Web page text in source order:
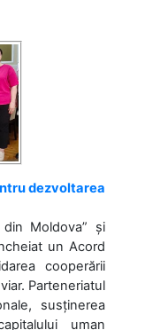
dezvoltarea
Moldova” și
un Acord
cooperării
Parteneriatul
susținerea
uman